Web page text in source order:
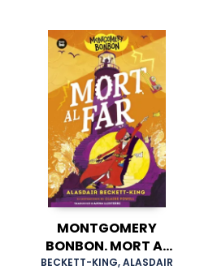
MONTGOMERY
BONBON. MORT AL
FAR
BECKETT-KING, ALASDAIR